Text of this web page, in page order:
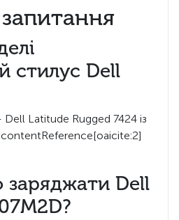
стилус Dell
Latitude Rugged 7424 із
заряджати Dell